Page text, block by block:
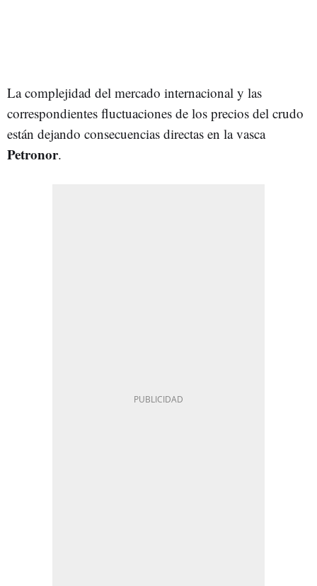
La complejidad del mercado internacional y las
correspondientes fluctuaciones de los precios del crudo
están dejando consecuencias directas en la vasca
Petronor.